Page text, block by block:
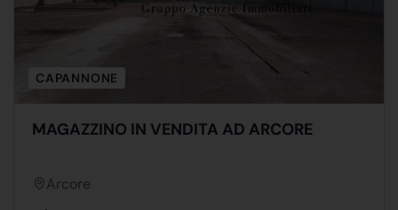
CAPANNONE
MAGAZZINO IN VENDITA AD ARCORE
Arcore